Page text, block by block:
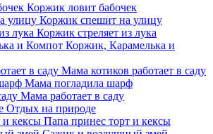
Коржик ловит бабочек
Коржик спешит на улицу
Коржик стреляет из лука
Коржик, Карамелька и
Мама котиков работает в саду
Мама погладила шарф
Мама работает в саду
Отдых на природе
Папа принес торт и кексы